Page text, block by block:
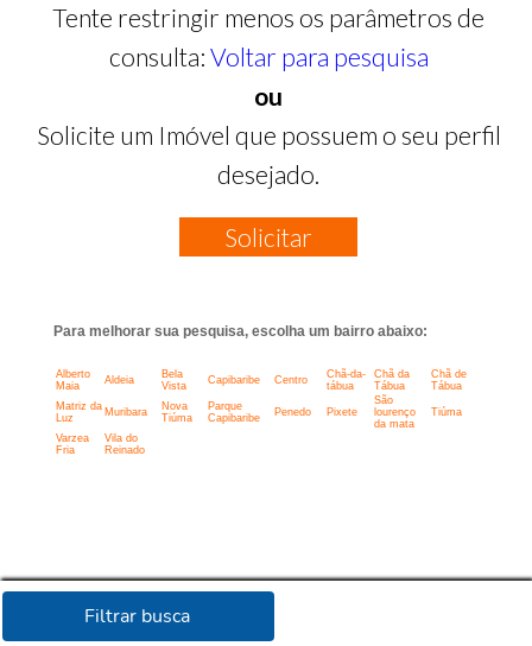
Filtrar busca
Tente restringir menos os parâmetros de
consulta: Voltar para pesquisa
ou
Solicite um Imóvel que possuem o seu perfil
desejado.
Solicitar
Para melhorar sua pesquisa, escolha um bairro abaixo:
Alberto
Maia
Aldeia
Bela
Vista
Capibaribe Centro
Chã-da-
tábua
Chã da
Tábua
Chã de
Tábua
Matriz da
Luz
Muribara
Nova
Tiúma
Parque
Capibaribe
Penedo Pixete
São
lourenço
da mata
Tiúma
Varzea
Fria
Vila do
Reinado